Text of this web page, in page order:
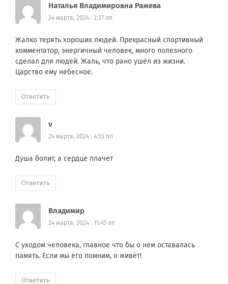
Наталья Владимировна Ражева
24 марта, 2024 : 2:27 пп
Жалко терять хороших людей. Прекрасный спортивный
комментатор, энергичный человек, много полезного
сделал для людей. Жаль, что рано ушёл из жизни.
Царство ему небесное.
Ответить
v
24 марта, 2024 : 4:55 пп
Душа болит, а сердце плачет
Ответить
Владимир
24 марта, 2024 : 11:45 пп
С уходом человека, главное что бы о нём оставалась
память. Если мы его помним, о живёт!
Ответить